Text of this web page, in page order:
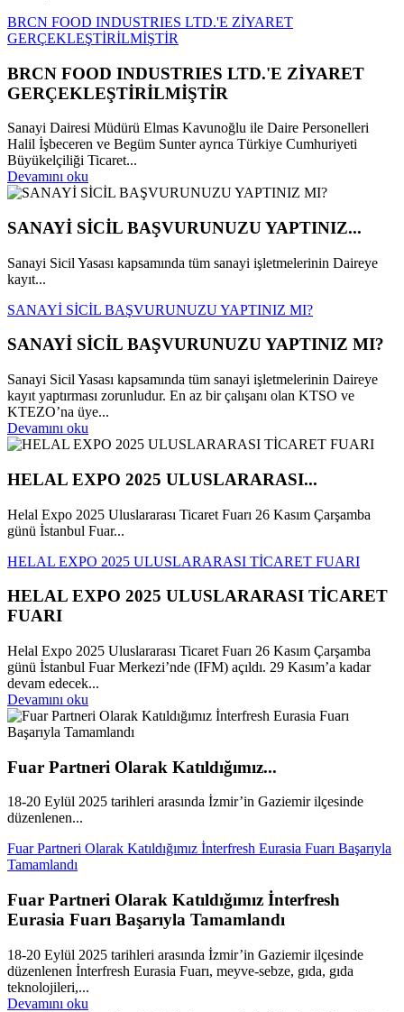
BRCN FOOD INDUSTRIES LTD.'E ZİYARET
GERÇEKLEŞTİRİLMİŞTİR
BRCN FOOD INDUSTRIES LTD.'E ZİYARET
GERÇEKLEŞTİRİLMİŞTİR
Sanayi Dairesi Müdürü Elmas Kavunoğlu ile Daire Personelleri
Halil İşbeceren ve Begüm Sunter ayrıca Türkiye Cumhuriyeti
Büyükelçiliği Ticaret...
Devamını oku
SANAYİ SİCİL BAŞVURUNUZU YAPTINIZ...
Sanayi Sicil Yasası kapsamında tüm sanayi işletmelerinin Daireye
kayıt...
SANAYİ SİCİL BAŞVURUNUZU YAPTINIZ MI?
SANAYİ SİCİL BAŞVURUNUZU YAPTINIZ MI?
Sanayi Sicil Yasası kapsamında tüm sanayi işletmelerinin Daireye
kayıt yaptırması zorunludur. En az bir çalışanı olan KTSO ve
KTEZO’na üye...
Devamını oku
HELAL EXPO 2025 ULUSLARARASI...
Helal Expo 2025 Uluslararası Ticaret Fuarı 26 Kasım Çarşamba
günü İstanbul Fuar...
HELAL EXPO 2025 ULUSLARARASI TİCARET FUARI
HELAL EXPO 2025 ULUSLARARASI TİCARET
FUARI
Helal Expo 2025 Uluslararası Ticaret Fuarı 26 Kasım Çarşamba
günü İstanbul Fuar Merkezi’nde (IFM) açıldı. 29 Kasım’a kadar
devam edecek...
Devamını oku
Fuar Partneri Olarak Katıldığımız...
18-20 Eylül 2025 tarihleri arasında İzmir’in Gaziemir ilçesinde
düzenlenen...
Fuar Partneri Olarak Katıldığımız İnterfresh Eurasia Fuarı Başarıyla
Tamamlandı
Fuar Partneri Olarak Katıldığımız İnterfresh
Eurasia Fuarı Başarıyla Tamamlandı
18-20 Eylül 2025 tarihleri arasında İzmir’in Gaziemir ilçesinde
düzenlenen İnterfresh Eurasia Fuarı, meyve-sebze, gıda, gıda
teknolojileri,...
Devamını oku